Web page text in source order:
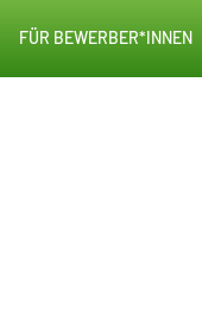
FÜR BEWERBER*INNEN